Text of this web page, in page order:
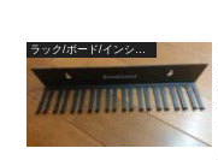
ラック/ボード/インシュレータ